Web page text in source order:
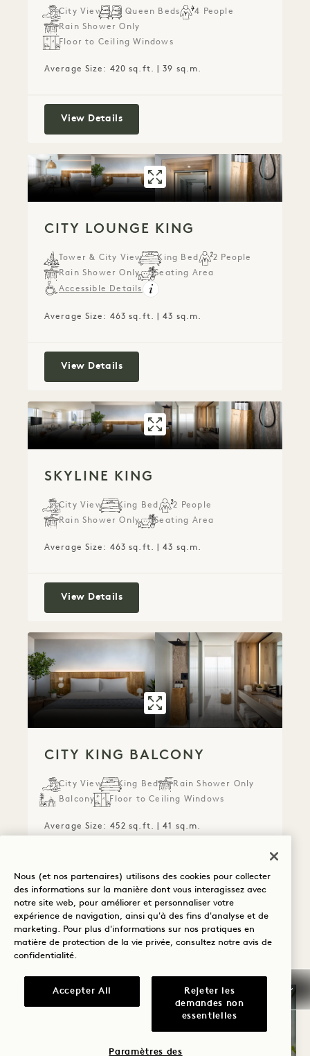
City View 2 Queen Beds
4 People
Rain Shower Only
Floor to Ceiling Windows
Average Size: 420 sq.ft. | 39 sq.m.
View DetailsCity Two Queens
GALLERY 536CITY LOUNGE
CITY LOUNGE KING
Tower & City View King Bed
2 People
Rain Shower Only
Seating Area
Accessible Details
Average Size: 463 sq.ft. | 43 sq.m.
View DetailsCity Lounge King
GALLERY 537SKYLINE KING
SKYLINE KING
City View King Bed
2 People
Rain Shower Only
Seating Area
Average Size: 463 sq.ft. | 43 sq.m.
View DetailsSkyline King
GALLERY 535CITY KING
CITY KING BALCONY
City View King Bed
Rain Shower Only
Balcony
Floor to Ceiling Windows
Average Size: 452 sq.ft. | 41 sq.m.
View Details City King Balcony
Nous (et nos partenaires) utilisons des cookies pour collecter
des informations sur la manière dont vous interagissez avec
notre site web, pour améliorer et personnaliser votre
expérience de navigation, ainsi qu'à des fins d'analyse et de
marketing. Pour plus d'informations sur nos pratiques en
matière de protection de la vie privée, consultez notre avis de
confidentialité.
Accepter All
Rejeter les
demandes non
essentielles
Paramètres des